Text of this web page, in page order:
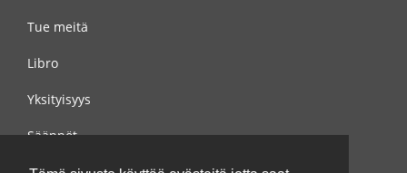
Tue meitä
Libro
Yksityisyys
Säännöt